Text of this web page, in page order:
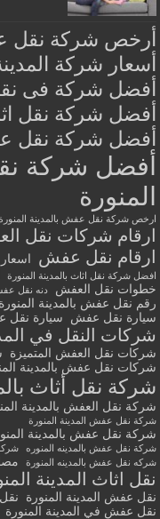
أرخص شركة
أسعار شركة
أفضل شركة فى
أفضل شركة نقل
أفضل شركة نقل
أفضل شركة
المنورة
ارخص شركة نقل عفش بالمدينة
ارقام شركات نقل
ارقام نقل عفش
افضل شركة نقل اثاث بالمدينة المنورة
خطوات نقل العفش
دنه نقل
رقم نقل عفش بالمدينة المنورة
سيارة نقل عفش سيارة
شركات النقل في
شركات نقل العفش المتميزة
شركات نقل عفش بالمدينة
شركة نقل أثاث
شركة نقل العفش بالمدينة
شركة نقل عفش المدينة المنورة
شركة نقل عفش بالمدينة
شركة نقل عفش بالمدينه المنوره
شركه نقل عفش بالمدينه المنورة
نقل اثاث المدينة
نقل عفش المدينة المنورة
نقل عفش في المدينة المنورة